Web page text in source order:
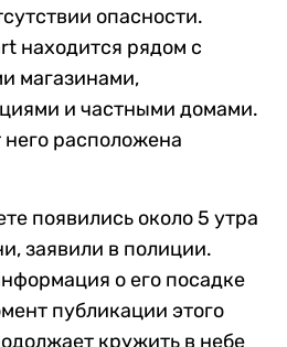
опасности.
находится рядом с
магазинами,
и частными домами.
него расположена
появились около 5 утра
заявили в полиции.
о его посадке
публикации этого
кружить в небе